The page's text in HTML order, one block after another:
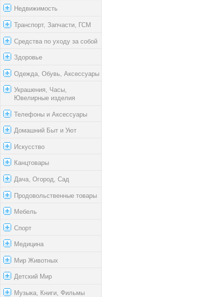
Недвижимость
Транспорт, Запчасти, ГСМ
Средства по уходу за собой
Здоровье
Одежда, Обувь, Аксессуары
Украшения, Часы,
Ювелирные изделия
Телефоны и Аксессуары
Домашний Быт и Уют
Искусство
Канцтовары
Дача, Огород, Сад
Продовольственные товары
Мебель
Спорт
Медицина
Мир Животных
Детский Мир
Музыка, Книги, Фильмы